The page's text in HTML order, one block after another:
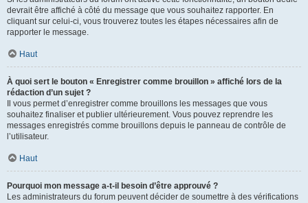
devrait être affiché à côté du message que vous souhaitez rapporter. En
cliquant sur celui-ci, vous trouverez toutes les étapes nécessaires afin de
rapporter le message.
Haut
À quoi sert le bouton « Enregistrer comme brouillon » affiché lors de la
rédaction d’un sujet ?
Il vous permet d’enregistrer comme brouillons les messages que vous
souhaitez finaliser et publier ultérieurement. Vous pouvez reprendre les
messages enregistrés comme brouillons depuis le panneau de contrôle de
l’utilisateur.
Haut
Pourquoi mon message a-t-il besoin d’être approuvé ?
Les administrateurs du forum peuvent décider de soumettre à des vérifications